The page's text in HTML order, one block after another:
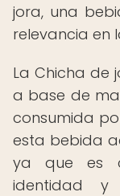
jora, una
relevancia en
La Chicha de
a base de
consumida
esta bebida
ya que es
identidad y